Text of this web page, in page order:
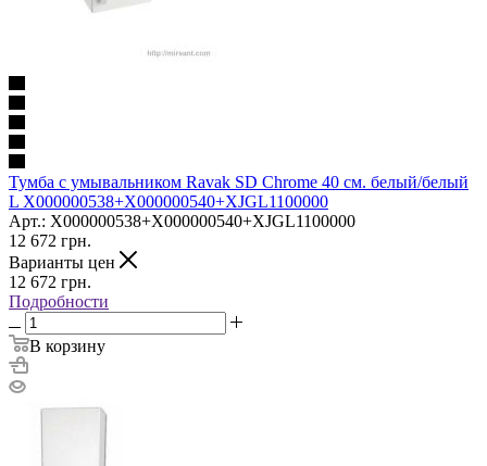
Тумба с умывальником Ravak SD Chrome 40 см. белый/белый
L X000000538+X000000540+XJGL1100000
Арт.: X000000538+X000000540+XJGL1100000
12 672 грн.
Варианты цен
12 672 грн.
Подробности
В корзину